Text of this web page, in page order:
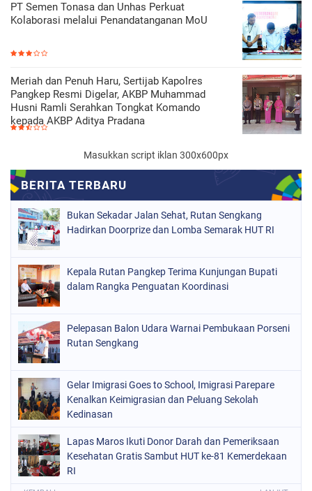
PT Semen Tonasa dan Unhas Perkuat
Kolaborasi melalui Penandatanganan MoU
Meriah dan Penuh Haru, Sertijab Kapolres
Pangkep Resmi Digelar, AKBP Muhammad
Husni Ramli Serahkan Tongkat Komando
kepada AKBP Aditya Pradana
Masukkan script iklan 300x600px
Bukan Sekadar Jalan Sehat, Rutan Sengkang
Hadirkan Doorprize dan Lomba Semarak HUT RI
Kepala Rutan Pangkep Terima Kunjungan Bupati
dalam Rangka Penguatan Koordinasi
Pelepasan Balon Udara Warnai Pembukaan Porseni
Rutan Sengkang
Gelar Imigrasi Goes to School, Imigrasi Parepare
Kenalkan Keimigrasian dan Peluang Sekolah
Kedinasan
Lapas Maros Ikuti Donor Darah dan Pemeriksaan
Kesehatan Gratis Sambut HUT ke-81 Kemerdekaan
RI